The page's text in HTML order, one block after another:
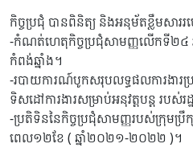
កិច្ចប្រជុំ បានពិនិត្យ និងអនុម័តខ្លឹមសាររ
-កំណត់ហេតុកិច្ចប្រជុំសាមញ្ញលើកទី២៤ អ
កំពង់ឆ្នាំង។
-របាយការណ៍បូកសរុបលទ្ធផលការងារ
ទិសដៅការងារសម្រាប់អនុវត្តបន្ត របស់រ
-ប្រតិទិននៃកិច្ចប្រជុំសាមញ្ញរបស់ក្រុមប្រឹ
ពេល១២ខែ ( ឆ្នាំ២០២១-២០២២ )។